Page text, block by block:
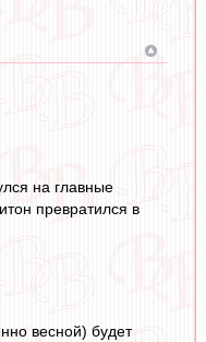
на главные
превратился в
весной) будет